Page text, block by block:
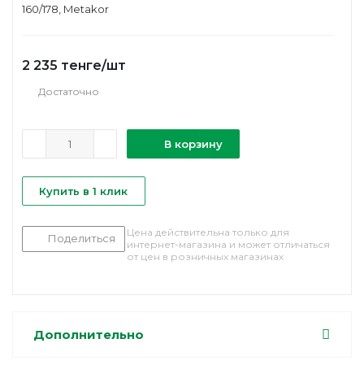
160/178, Metakor
2 235 тенге/шт
Достаточно
В корзину
Купить в 1 клик
Поделиться
Цена действительна только для
интернет-магазина и может отличаться
от цен в розничных магазинах
Дополнительно